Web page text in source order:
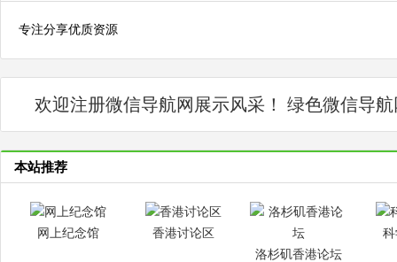
专注分享优质资源
欢迎注册微信导航网展示风采！ 绿色微信导
本站推荐
网上纪念馆
香港讨论区
洛杉矶香港论坛